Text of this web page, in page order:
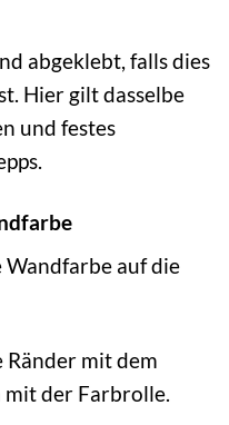
abgeklebt, falls dies
Hier gilt dasselbe
und festes
auf die
mit dem
mit der Farbrolle.